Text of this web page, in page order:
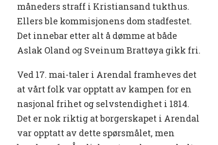
måneders straff i Kristiansand tukthus.
Ellers ble kommisjonens dom stadfestet.
Det innebar etter alt å dømme at både
Aslak Oland og Sveinum Brattøya gikk fri.
Ved 17. mai-taler i Arendal framheves det
at vårt folk var opptatt av kampen for en
nasjonal frihet og selvstendighet i 1814.
Det er nok riktig at borgerskapet i Arendal
var opptatt av dette spørsmålet, men